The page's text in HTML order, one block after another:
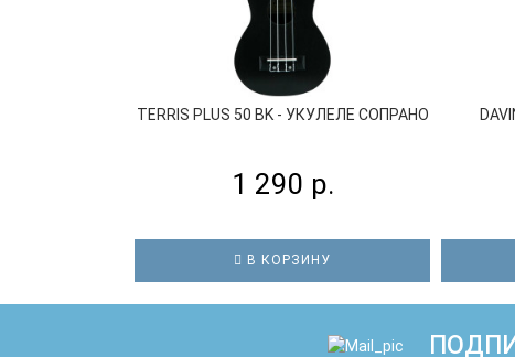
TERRIS PLUS 50 BK - УКУЛЕЛЕ СОПРАНО
1 290 р.
В КОРЗИНУ